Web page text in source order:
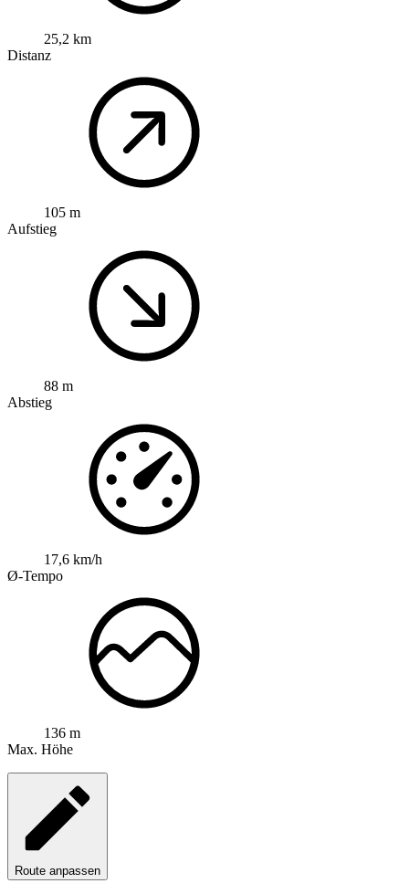
25,2 km
Distanz
105 m
Aufstieg
88 m
Abstieg
17,6 km/h
Ø-Tempo
136 m
Max. Höhe
Route anpassen